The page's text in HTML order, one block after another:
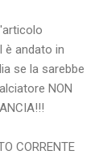
è andato in
se la sarebbe
NON
CORRENTE